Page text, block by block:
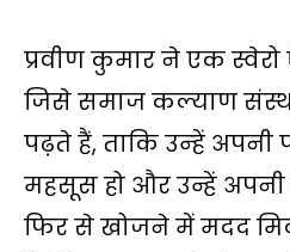
प्रवीण कुमार ने एक स्वेरो
जिसे समाज कल्याण
पढ़ते हैं, ताकि उन्‍हें अपनी
महसूस हो और उन्हें अपनी
फिर से खोजने में मदद